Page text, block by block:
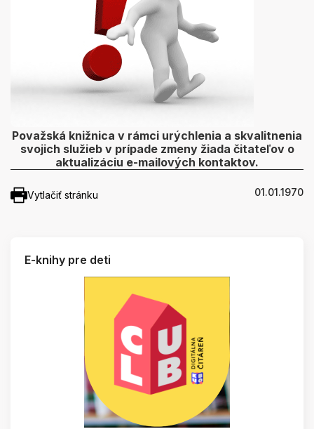
Považská knižnica v rámci urýchlenia a skvalitnenia
svojich služieb v prípade zmeny žiada čitateľov o
aktualizáciu e-mailových kontaktov.
Vytlačiť stránku 01.01.1970
E-knihy pre deti